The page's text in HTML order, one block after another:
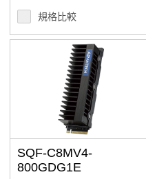
規格比較
SQF-C8MV4-
800GDG1E